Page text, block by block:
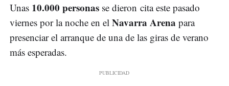
Unas 10.000 personas se dieron cita este pasado
viernes por la noche en el Navarra Arena para
presenciar el arranque de una de las giras de verano
más esperadas.